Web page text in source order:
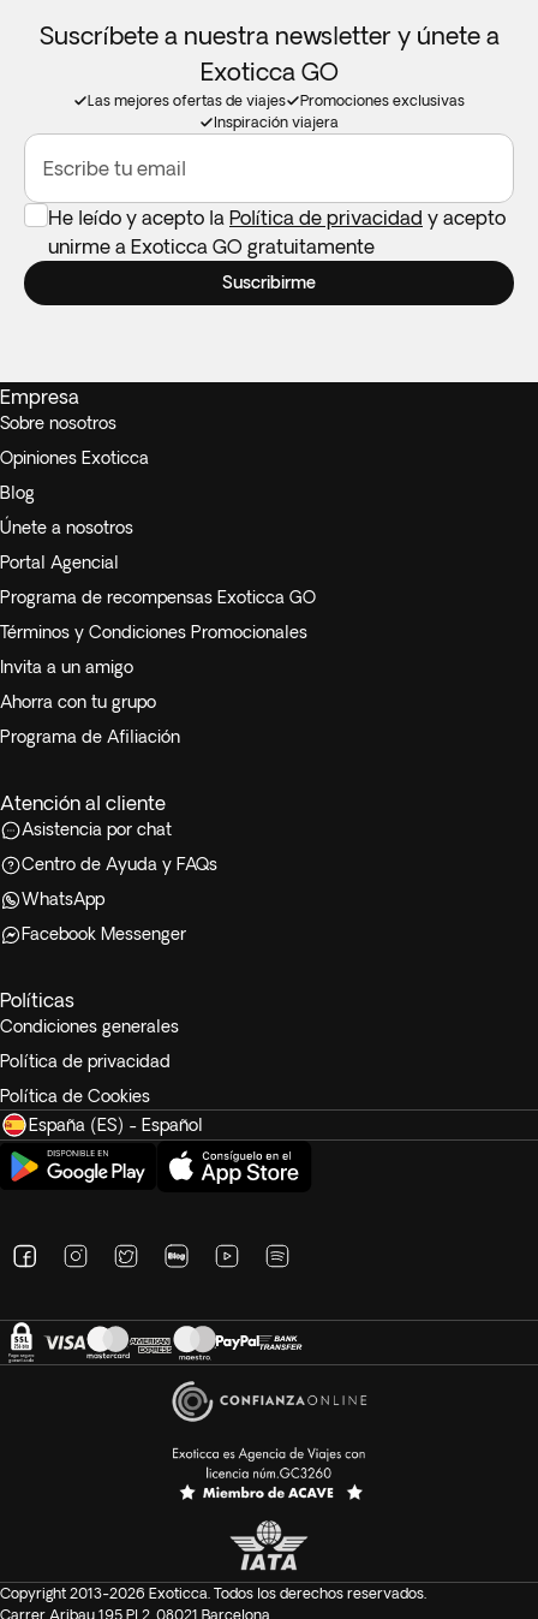
Suscríbete a nuestra newsletter y únete a
Exoticca GO
Las mejores ofertas de viajes
Promociones exclusivas
Inspiración viajera
Escribe tu email
He leído y acepto la Política de privacidad y acepto
unirme a Exoticca GO gratuitamente
Suscribirme
Empresa
Sobre nosotros
Opiniones Exoticca
Blog
Únete a nosotros
Portal Agencial
Programa de recompensas Exoticca GO
Términos y Condiciones Promocionales
Invita a un amigo
Ahorra con tu grupo
Programa de Afiliación
Atención al cliente
Asistencia por chat
Centro de Ayuda y FAQs
WhatsApp
Facebook Messenger
Políticas
Condiciones generales
Política de privacidad
Política de Cookies
España (ES) - Español
Copyright 2013-2026 Exoticca. Todos los derechos reservados.
Carrer Aribau 195 Pl 2. 08021 Barcelona